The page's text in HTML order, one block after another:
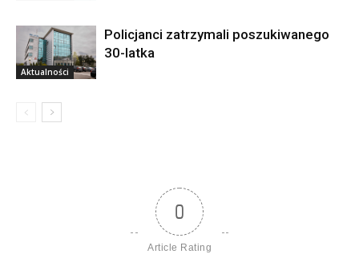
Aktualności
Policjanci zatrzymali poszukiwanego
30-latka
0
Article Rating